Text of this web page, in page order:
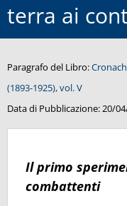
terra ai
Paragrafo del Libro:
(1893-1925), vol. V
Data di Pubblicazione:20/
Il primo
combattenti